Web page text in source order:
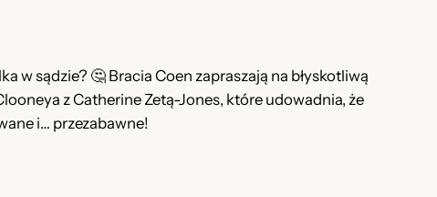
w sądzie? 🤔 Bracia Coen zapraszają na błyskotliwą
z Catherine Zetą-Jones, które udowadnia, że
i… przezabawne!